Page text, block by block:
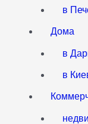
в
Дома
в
в